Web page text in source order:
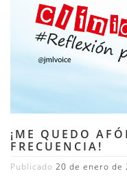
¡ME QUEDO
FRECUENCIA!
Publicado 20 de enero de